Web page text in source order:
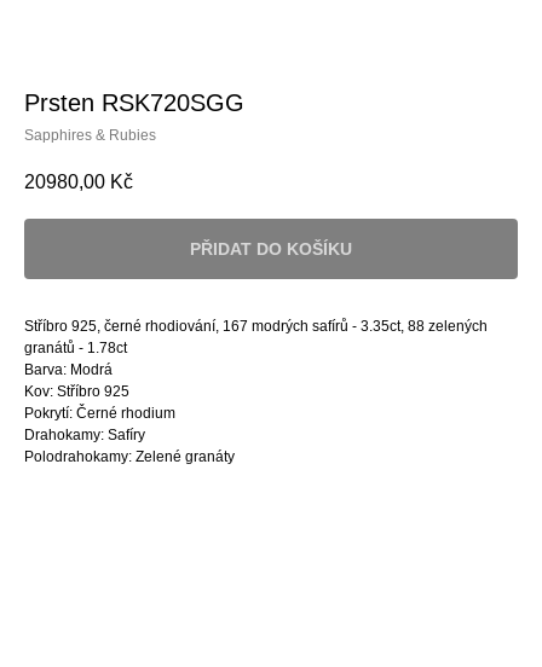
Prsten RSK720SGG
Sapphires & Rubies
20980,00 Kč
PŘIDAT DO KOŠÍKU
Stříbro 925, černé rhodiování, 167 modrých safírů - 3.35ct, 88 zelených
granátů - 1.78ct
Barva: Modrá
Kov: Stříbro 925
Pokrytí: Černé rhodium
Drahokamy: Safíry
Polodrahokamy: Zelené granáty